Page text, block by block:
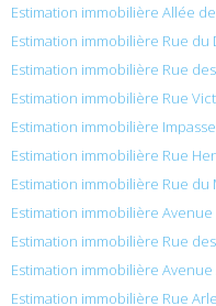
Estimation immobilière Allée
Estimation immobilière Rue
Estimation immobilière Rue
Estimation immobilière Rue
Estimation immobilière
Estimation immobilière Rue
Estimation immobilière Rue du
Estimation immobilière
Estimation immobilière Rue
Estimation immobilière
Estimation immobilière Rue